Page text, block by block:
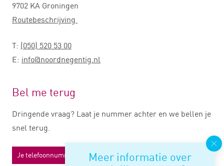
Meer informatie over
9702 KA Groningen
Routebeschrijving
T: (050) 520 53 00
E: info@noordnegentig.nl
Bel me terug
Dringende vraag? Laat je nummer achter en we bellen je
snel terug.